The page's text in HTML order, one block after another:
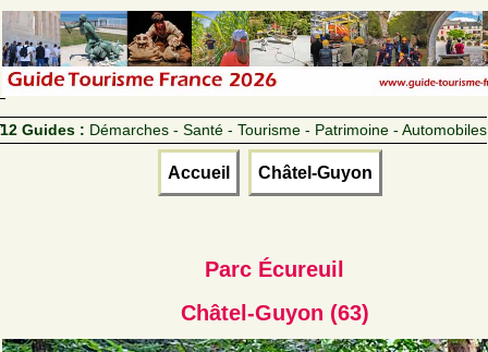
12 Guides : Démarches - Santé - Tourisme - Patrimoine - Automobiles
Accueil Châtel-Guyon
Parc Écureuil
Châtel-Guyon (63)